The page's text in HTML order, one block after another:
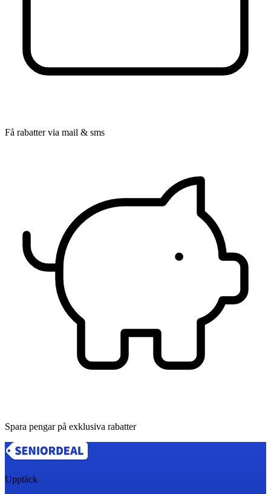
Få rabatter via mail & sms
Spara pengar på exklusiva rabatter
Upptäck